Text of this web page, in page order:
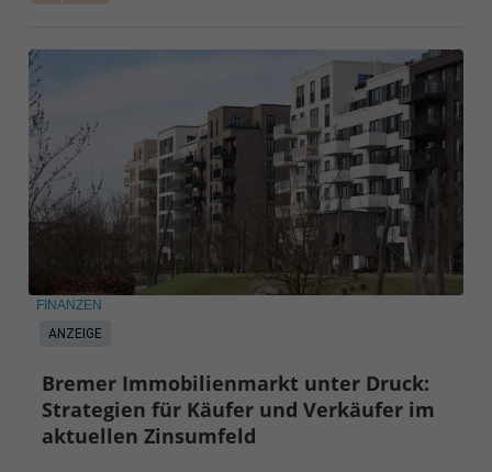
ANZEIGE
FINANZEN
Bremer Immobilienmarkt unter Druck:
Strategien für Käufer und Verkäufer im
aktuellen Zinsumfeld